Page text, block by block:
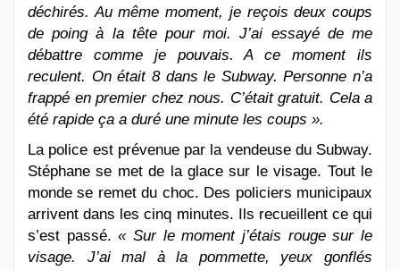
déchirés. Au même moment, je reçois deux coups
de poing à la tête pour moi. J’ai essayé de me
débattre comme je pouvais. A ce moment ils
reculent. On était 8 dans le Subway. Personne n’a
frappé en premier chez nous. C’était gratuit. Cela a
été rapide ça a duré une minute les coups ».
La police est prévenue par la vendeuse du Subway.
Stéphane se met de la glace sur le visage. Tout le
monde se remet du choc. Des policiers municipaux
arrivent dans les cinq minutes. Ils recueillent ce qui
s’est passé.« Sur le moment j’étais rouge sur le
visage. J’ai mal à la pommette, yeux gonflés